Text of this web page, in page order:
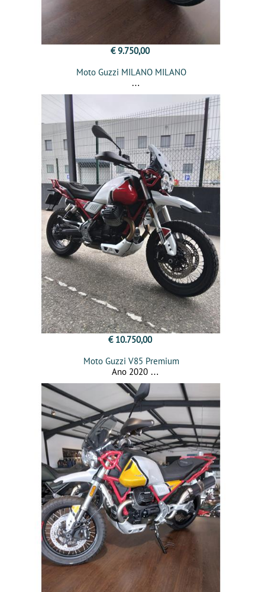
€ 9.750,00
Moto Guzzi MILANO MILANO
€ 10.750,00
Moto Guzzi V85 Premium
Ano 2020